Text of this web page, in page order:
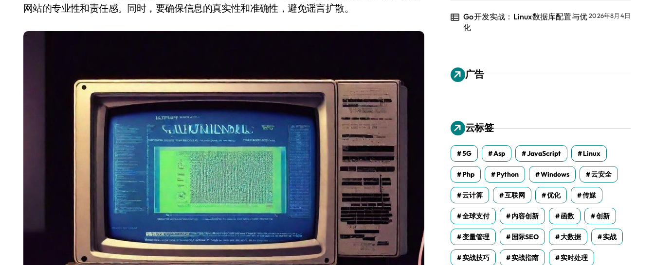
网站的专业性和责任感。同时，要确保信息的真实性和准确性，避免谣言扩散。
Go开发实战：Linux数据库配置与优
化
2026年8月4日
广告
云标签
5G Asp JavaScript Linux
Php Python Windows 云安全
云计算 互联网 优化 传媒
全球支付 内容创新 函数 创新
变量管理 国际SEO 大数据 实战
实战技巧 实战指南 实时处理